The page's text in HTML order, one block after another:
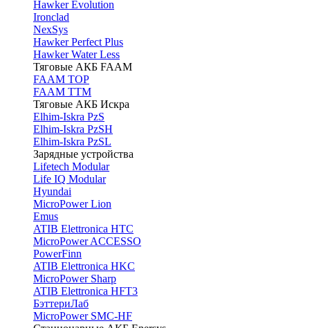
Hawker Evolution
Ironclad
NexSys
Hawker Perfect Plus
Hawker Water Less
Тяговые АКБ FAAM
FAAM TOP
FAAM TTM
Тяговые АКБ Искра
Elhim-Iskra PzS
Elhim-Iskra PzSH
Elhim-Iskra PzSL
Зарядные устройства
Lifetech Modular
Life IQ Modular
Hyundai
MicroPower Lion
Emus
ATIB Elettronica HTC
MicroPower ACCESSO
PowerFinn
ATIB Elettronica HKC
MicroPower Sharp
ATIB Elettronica HFT3
БэттериЛаб
MicroPower SMC-HF